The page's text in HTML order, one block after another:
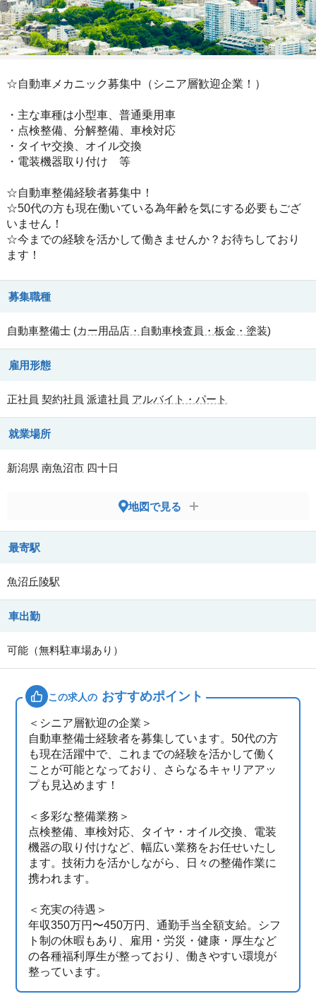
☆自動車メカニック募集中（シニア層歓迎企業！）
・主な車種は小型車、普通乗用車
・点検整備、分解整備、車検対応
・タイヤ交換、オイル交換
・電装機器取り付け 等
☆自動車整備経験者募集中！
☆50代の方も現在働いている為年齢を気にする必要もござ
いません！
☆今までの経験を活かして働きませんか？お待ちしており
ます！
募集職種
自動車整備士 (カー用品店・自動車検査員・板金・塗装)
雇用形態
正社員 契約社員 派遣社員 アルバイト・パート
就業場所
新潟県 南魚沼市 四十日
地図で見る
最寄駅
魚沼丘陵駅
車出勤
可能（無料駐車場あり）
この求人の おすすめポイント
＜シニア層歓迎の企業＞
自動車整備士経験者を募集しています。50代の方
も現在活躍中で、これまでの経験を活かして働く
ことが可能となっており、さらなるキャリアアッ
プも見込めます！
＜多彩な整備業務＞
点検整備、車検対応、タイヤ・オイル交換、電装
機器の取り付けなど、幅広い業務をお任せいたし
ます。技術力を活かしながら、日々の整備作業に
携われます。
＜充実の待遇＞
年収350万円〜450万円、通勤手当全額支給。シフ
ト制の休暇もあり、雇用・労災・健康・厚生など
の各種福利厚生が整っており、働きやすい環境が
整っています。